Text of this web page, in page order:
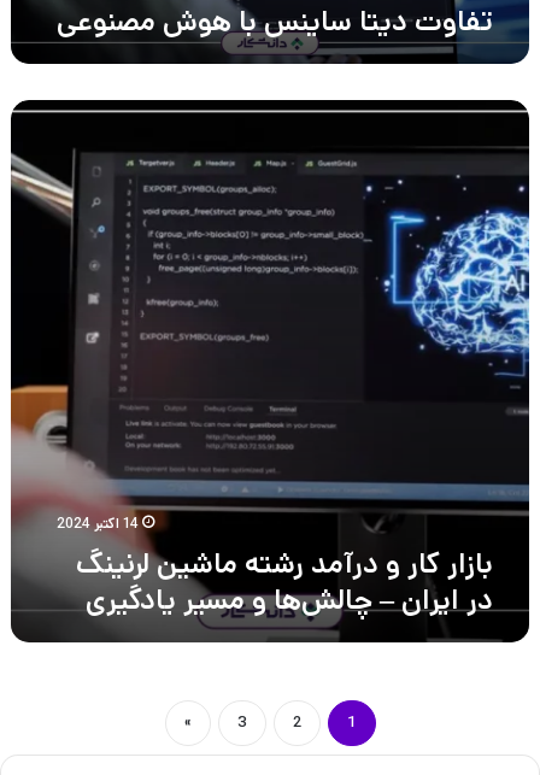
تفاوت دیتا ساینس با هوش مصنوعی
بازار
و
درآمد
رشته
ماشین
لرنینگ
در
ایران
–
چالش‌ها
مسیر
14 اکتبر 2024
بازار کار و درآمد رشته ماشین لرنینگ
در ایران – چالش‌ها و مسیر یادگیری
1
2
3
»